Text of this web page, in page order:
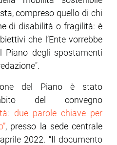
compreso quello di chi
di disabilità o fragilità: è
che l’Ente vorrebbe
Piano degli spostamenti
del Piano è stato
del convegno
due parole chiave per
, presso la sede centrale
2022. “Il documento